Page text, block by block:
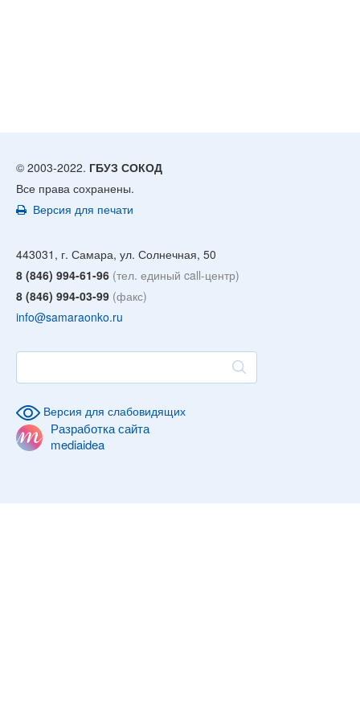
© 2003-2022. ГБУЗ СОКОД
Все права сохранены.
Версия для печати
443031, г. Самара, ул. Солнечная, 50
8 (846) 994-61-96 (тел. единый call-центр)
8 (846) 994-03-99 (факс)
info@samaraonko.ru
Версия для слабовидящих
Разработка сайта
mediaidea